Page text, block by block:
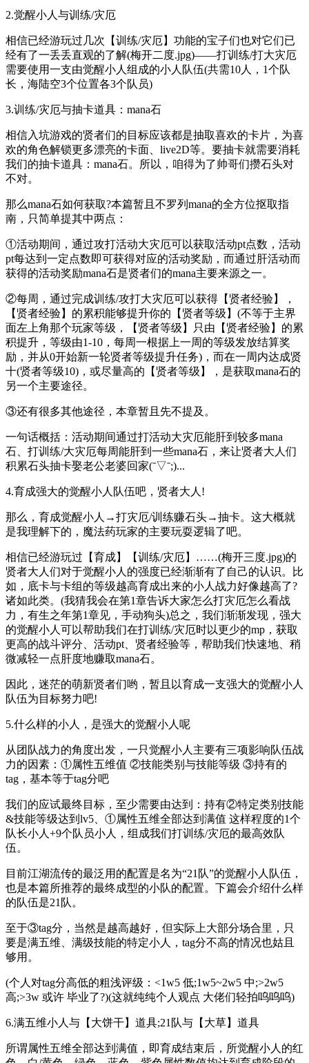
2.觉醒小人与训练/灾厄
相信已经游玩过几次【训练/灾厄】功能的宝子们也对它们已
经有了一丢丢直观的了解(梅开二度.jpg)——打训练/打大灾厄
需要使用一支由觉醒小人组成的小人队伍(共需10人，1个队
长，海陆空3个位置各3个队员)
3.训练/灾厄与抽卡道具：mana石
相信入坑游戏的贤者们的目标应该都是抽取喜欢的卡片，为喜
欢的角色解锁更多漂亮的卡面、live2D等。要抽卡就需要消耗
我们的抽卡道具：mana石。所以，咱得为了帅哥们攒石头对
不对。
那么mana石如何获取?本篇暂且不罗列mana的全方位抠取指
南，只简单提其中两点：
①活动期间，通过攻打活动大灾厄可以获取活动pt点数，活动
pt每达到一定点数即可获得对应的活动奖励，而通过肝活动而
获得的活动奖励mana石是贤者们的mana主要来源之一。
②每周，通过完成训练/攻打大灾厄可以获得【贤者经验】，
【贤者经验】的累积能够提升你的【贤者等级】(不等于主界
面左上角那个玩家等级，【贤者等级】只由【贤者经验】的累
积提升，等级由1-10，每周一根据上一周的等级发放结算奖
励，并从0开始新一轮贤者等级提升任务)，而在一周内达成贤
十(贤者等级10)，或尽量高的【贤者等级】，是获取mana石的
另一个主要途径。
③还有很多其他途径，本章暂且先不提及。
一句话概括：活动期间通过打活动大灾厄能肝到较多mana
石、打训练/大灾厄每周能肝到一些mana石，来让贤者大人们
积累石头抽卡娶老公老婆回家(ˉ▽ˉ;)...
4.育成强大的觉醒小人队伍吧，贤者大人!
那么，育成觉醒小人→打灾厄/训练赚石头→抽卡。这大概就
是我理解下的，魔法药玩家的主要玩耍逻辑了吧。
相信已经游玩过【育成】【训练/灾厄】……(梅开三度.jpg)的
贤者大人们对于觉醒小人的强度已经渐渐有了自己的认识。比
如，底卡与卡组的等级越高育成出来的小人战力好像越高了?
诸如此类。(我猜我会在第1章告诉大家怎么打灾厄怎么看战
力，有生之年第1章见，手动狗头)总之，我们渐渐发现，强大
的觉醒小人可以帮助我们在打训练/灾厄时以更少的mp，获取
更高的战斗评分、活动pt、贤者经验等，帮助我们快速地、稍
微减轻一点肝度地赚取mana石。
因此，迷茫的萌新贤者们哟，暂且以育成一支强大的觉醒小人
队伍为目标努力吧!
5.什么样的小人，是强大的觉醒小人呢
从团队战力的角度出发，一只觉醒小人主要有三项影响队伍战
力的因素：①属性五维值 ②技能类别与技能等级 ③持有的
tag，基本等于tag分吧
我们的应试最终目标，至少需要由达到：持有②特定类别技能
&技能等级达到lv5、①属性五维全部达到满值 这样程度的1个
队长小人+9个队员小人，组成我们打训练/灾厄的最高效队
伍。
目前江湖流传的最泛用的配置是名为“21队”的觉醒小人队伍，
也是本篇所推荐的最终成型的小队的配置。下篇会介绍什么样
的队伍是21队。
至于③tag分，当然是越高越好，但实际上大部分场合里，只
要是满五维、满级技能的特定小人，tag分不高的情况也姑且
够用。
(个人对tag分高低的粗浅评级：<1w5 低;1w5~2w5 中;>2w5
高;>3w 或许 毕业了?)(这就纯纯个人观点 大佬们轻拍呜呜呜)
6.满五维小人与【大饼干】道具;21队与【大草】道具
所谓属性五维全部达到满值，即育成结束后，所觉醒小人的红